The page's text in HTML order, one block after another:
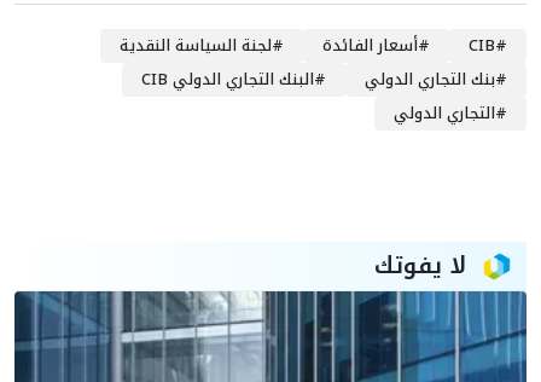
#
CIB
#أسعار الفائدة #لجنة السياسة النقدية
#بنك التجاري الدولي #البنك التجاري الدولي CIB
#التجاري الدولي
لا يفوتك